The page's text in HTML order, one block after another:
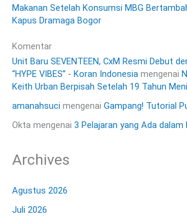
Makanan Setelah Konsumsi MBG
Kapus Dramaga Bogor
Komentar
Unit Baru SEVENTEEN, CxM Resmi Debut
“HYPE VIBES” - Koran Indonesia mengenai
Keith Urban Berpisah Setelah 19 Tahun
amanahsuci mengenai Gampang! Tutorial
Okta mengenai 3 Pelajaran yang Ada dalam
Archives
Agustus 2026
Juli 2026